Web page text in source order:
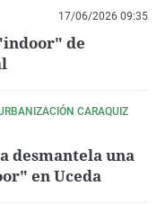
17/06/2026 09:35
de
CARAQUIZ
desmantela una
en Uceda